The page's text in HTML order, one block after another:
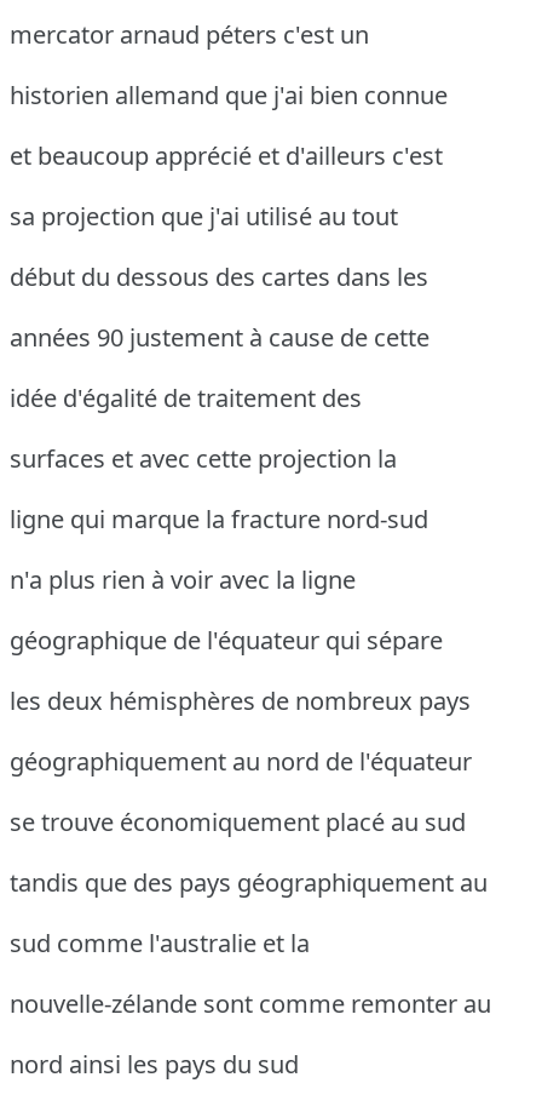
mercator arnaud péters c'est un
historien allemand que j'ai bien connue
et beaucoup apprécié et d'ailleurs c'est
sa projection que j'ai utilisé au tout
début du dessous des cartes dans les
années 90 justement à cause de cette
idée d'égalité de traitement des
surfaces et avec cette projection la
ligne qui marque la fracture nord-sud
n'a plus rien à voir avec la ligne
géographique de l'équateur qui sépare
les deux hémisphères de nombreux pays
géographiquement au nord de l'équateur
se trouve économiquement placé au sud
tandis que des pays géographiquement au
sud comme l'australie et la
nouvelle-zélande sont comme remonter au
nord ainsi les pays du sud